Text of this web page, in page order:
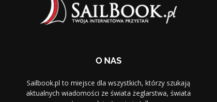
O NAS
Sailbook.pl to miejsce dla wszystkich, którzy szukają
aktualnych wiadomości ze świata żeglarstwa, świata